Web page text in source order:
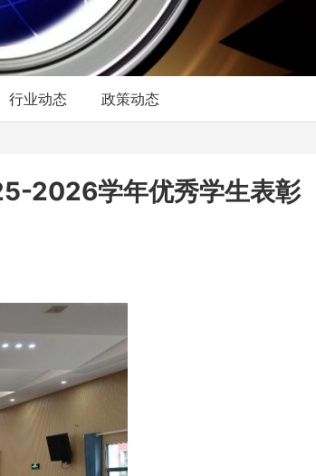
行业动态 政策动态
2026学年优秀学生表彰